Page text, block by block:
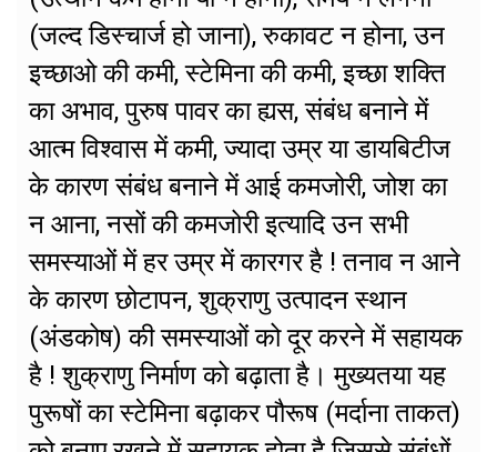
(जल्द डिस्चार्ज हो जाना), रुकावट न होना, उन
इच्छाओ की कमी, स्टेमिना की कमी, इच्छा शक्ति
का अभाव, पुरुष पावर का ह्यस, संबंध बनाने में
आत्म विश्वास में कमी, ज्यादा उम्र या डायबिटीज
के कारण संबंध बनाने में आई कमजोरी, जोश का
न आना, नसों की कमजोरी इत्यादि उन सभी
समस्याओं में हर उम्र में कारगर है ! तनाव न आने
के कारण छोटापन, शुक्राणु उत्पादन स्थान
(अंडकोष) की समस्याओं को दूर करने में सहायक
है ! शुक्राणु निर्माण को बढ़ाता है। मुख्यतया यह
पुरूषों का स्टेमिना बढ़ाकर पौरूष (मर्दाना ताकत)